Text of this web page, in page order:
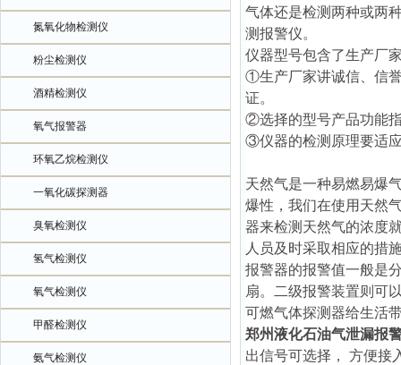
氮氧化物检测仪
粉尘检测仪
酒精检测仪
氧气报警器
环氧乙烷检测仪
一氧化碳探测器
臭氧检测仪
氢气检测仪
氧气检测仪
甲醛检测仪
氨气检测仪
气体还是检测两种或两
测报警仪。
仪器型号包含了生产厂
①生产厂家讲诚信、信
证。
②选择的型号产品功能指
③仪器的检测原理要适
天然气是一种易燃易爆
爆性，我们在使用天然
器来检测天然气的浓度
人员及时采取相应的措
报警器的报警值一般是
扇。二级报警装置则可
可燃气体探测器给生活
郑州液化石油气泄漏报
出信号可选择， 方便接